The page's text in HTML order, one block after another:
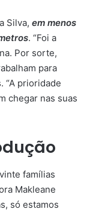
Silva, em menos
. “Foi a
Por sorte,
para
“A prioridade
chegar nas suas
famílias
Makleane
só estamos